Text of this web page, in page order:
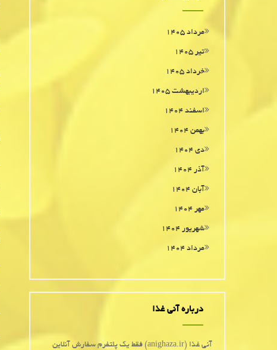
مرداد ۱۴۰۵
تیر ۱۴۰۵
خرداد ۱۴۰۵
اردیبهشت ۱۴۰۵
اسفند ۱۴۰۴
بهمن ۱۴۰۴
دی ۱۴۰۴
آذر ۱۴۰۴
آبان ۱۴۰۴
مهر ۱۴۰۴
شهریور ۱۴۰۴
مرداد ۱۴۰۴
درباره آنی غذا
آنی غذا (anighaza.ir) فقط یک پلتفرم سفارش آنلاین